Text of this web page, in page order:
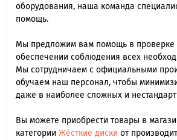
оборудования, наша команда
помощь.
Мы предложим вам помощь в проверке
обеспечении соблюдения всех
Мы сотрудничаем с официальными
обучаем наш персонал, чтобы
даже в наиболее сложных и
Вы можете приобрести товары в
категории Жёсткие диски от